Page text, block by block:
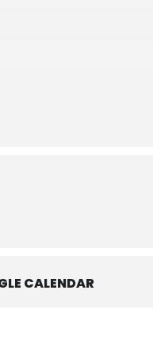
CALENDAR